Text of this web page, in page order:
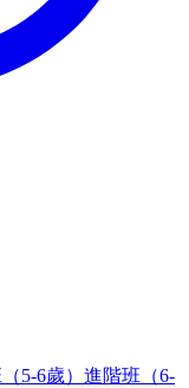
5-6歲） 進階班（6-